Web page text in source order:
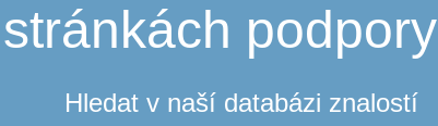
podpory
Hledat v naší databázi znalostí